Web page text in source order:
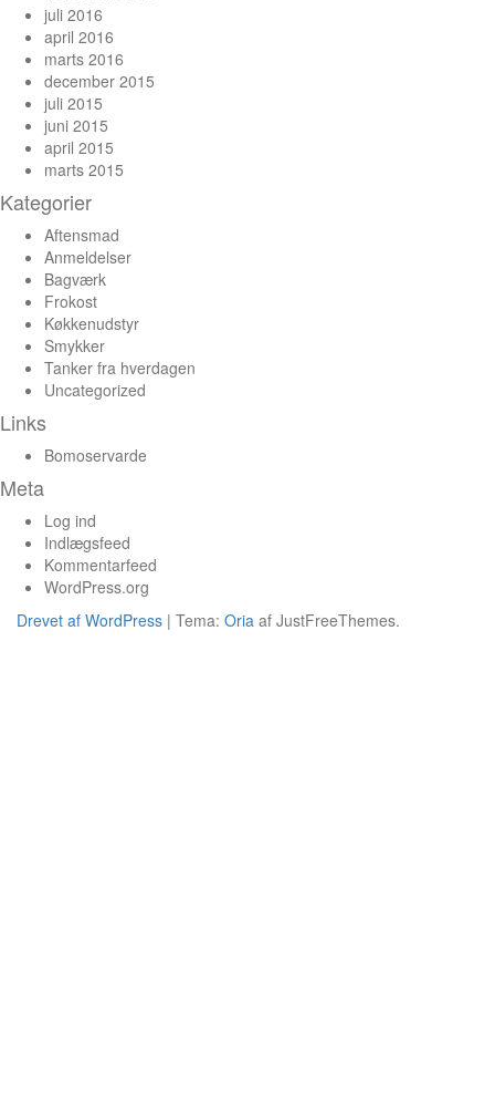
juli 2016
april 2016
marts 2016
december 2015
juli 2015
juni 2015
april 2015
marts 2015
Kategorier
Aftensmad
Anmeldelser
Bagværk
Frokost
Køkkenudstyr
Smykker
Tanker fra hverdagen
Uncategorized
Links
Bomoservarde
Meta
Log ind
Indlægsfeed
Kommentarfeed
WordPress.org
Drevet af WordPress | Tema: Oria af JustFreeThemes.